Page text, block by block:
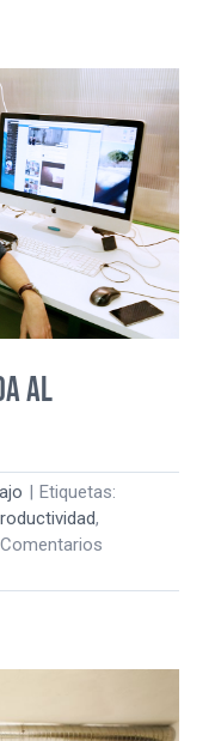
Y
TRABAJAR
DESDE
CASA,
LA
NUEVA
VERSIÓN
DE
TRABAJO
HÍBRIDO.
AL
| Etiquetas:
,
Comentarios